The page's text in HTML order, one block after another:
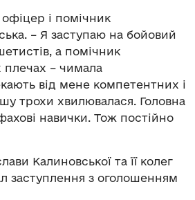
і помічник
– Я заступаю на бойовий
а помічник
плечах – чимала
від мене компетентних і
трохи хвилювалася. Головна
навички. Тож постійно
Калиновської та її колег
заступлення з оголошенням